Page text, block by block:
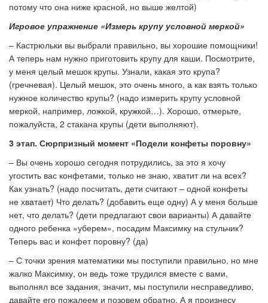
потому что она ниже красной, но выше желтой)
Игровое упражнение «Измерь крупу условной меркой»
– Кастрюльки вы выбрали правильно, вы хорошие помощники!
А теперь нам нужно приготовить крупу для каши. Посмотрите,
у меня целый мешок крупы. Узнали, какая это крупа?
(гречневая). Целый мешок, это очень много, а как взять только
нужное количество крупы? (надо измерить крупу условной
меркой, например, ложкой, кружкой…). Хорошо, отмерьте,
пожалуйста, 2 стакана крупы (дети выполняют).
3 этап. Сюрпризный момент «Подели конфеты поровну»
– Вы очень хорошо сегодня потрудились, за это я хочу
угостить вас конфетами, только не знаю, хватит ли на всех?
Как узнать? (надо посчитать, дети считают – одной конфеты
не хватает) Что делать? (добавить еще одну) А у меня больше
нет, что делать? (дети предлагают свои варианты) А давайте
одного ребенка «уберем», посадим Максимку на стульчик?
Теперь вас и конфет поровну? (да)
– С точки зрения математики мы поступили правильно, но мне
жалко Максимку, он ведь тоже трудился вместе с вами,
выполнял все задания, значит, мы поступили несправедливо,
давайте его пожалеем и позовем обратно. А я произнесу